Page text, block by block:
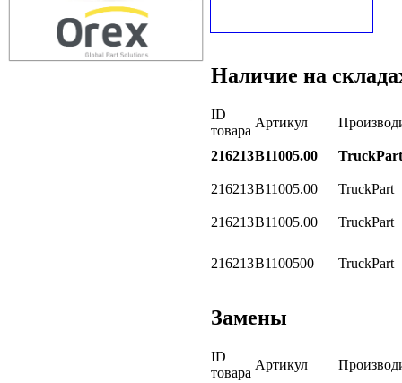
Наличие на
ID
товара
Артикул
216213B11005.00 TruckPart
216213B11005.00 TruckPart
216213B11005.00 TruckPart
216213B1100500 TruckPart
Замены
ID
товара
Артикул